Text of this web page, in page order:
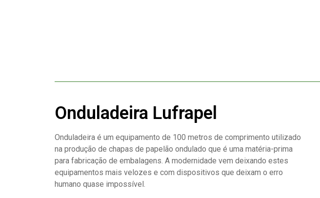
Onduladeira Lufrapel
Onduladeira é um equipamento de 100 metros de comprimento utilizado
na produção de chapas de papelão ondulado que é uma matéria-prima
para fabricação de embalagens. A modernidade vem deixando estes
equipamentos mais velozes e com dispositivos que deixam o erro
humano quase impossível.